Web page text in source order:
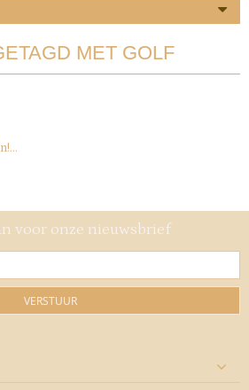
MET GOLF
voor onze nieuwsbrief
VERSTUUR